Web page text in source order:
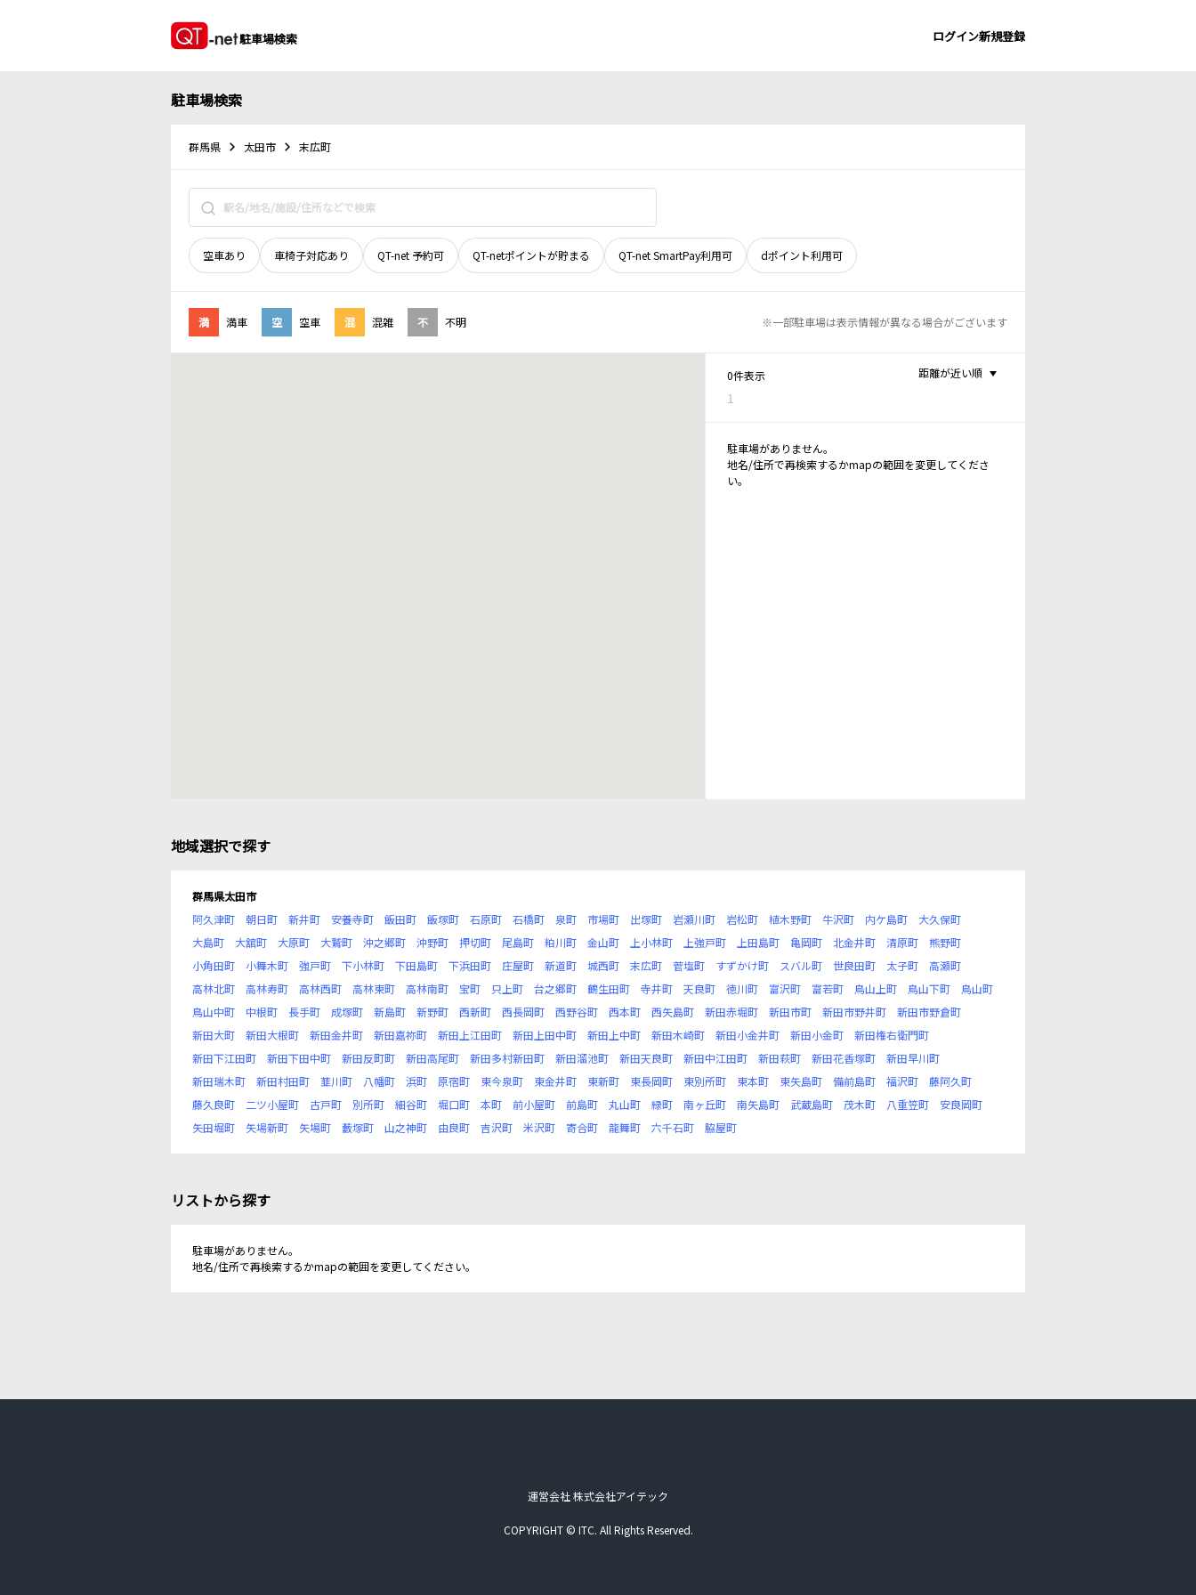
駐車場検索 ログイン新規登録
駐車場検索
群馬県 太田市 末広町
空車あり 車椅子対応あり QT-net 予約可 QT-netポイントが貯まる QT-net SmartPay利用可 dポイント利用可
満 満車 空 空車 混 混雑 不 不明 ※一部駐車場は表示情報が異なる場合がございます
0件表示
1
距離が近い順
駐車場がありません。
地名/住所で再検索するかmapの範囲を変更してくださ
い。
地域選択で探す
群馬県太田市
阿久津町
朝日町 新井町 安養寺町 飯田町 飯塚町 石原町 石橋町 泉町 市場町 出塚町 岩瀬川町 岩松町 植木野町 牛沢町 内ケ島町
大久保町
大島町
大舘町 大原町 大鷲町 沖之郷町 沖野町 押切町 尾島町 粕川町 金山町 上小林町 上強戸町 上田島町 亀岡町 北金井町 清原町
熊野町
小角田町
小舞木町 強戸町 下小林町 下田島町 下浜田町 庄屋町 新道町 城西町 末広町 菅塩町 すずかけ町 スバル町 世良田町 太子町
高瀬町
高林北町
高林寿町 高林西町 高林東町 高林南町 宝町 只上町 台之郷町 鶴生田町 寺井町 天良町 徳川町 富沢町 富若町 鳥山上町 鳥山下町
鳥山町
鳥山中町
中根町 長手町 成塚町 新島町 新野町 西新町 西長岡町 西野谷町 西本町 西矢島町 新田赤堀町 新田市町 新田市野井町
新田市野倉町
新田大町
新田大根町 新田金井町 新田嘉祢町 新田上江田町 新田上田中町 新田上中町 新田木崎町 新田小金井町 新田小金町
新田権右衛門町
新田下江田町
新田下田中町 新田反町町 新田高尾町 新田多村新田町 新田溜池町 新田天良町 新田中江田町 新田萩町 新田花香塚町
新田早川町
新田瑞木町
新田村田町 韮川町 八幡町 浜町 原宿町 東今泉町 東金井町 東新町 東長岡町 東別所町 東本町 東矢島町 備前島町 福沢町
藤阿久町
藤久良町
二ツ小屋町 古戸町 別所町 細谷町 堀口町 本町 前小屋町 前島町 丸山町 緑町 南ヶ丘町 南矢島町 武蔵島町 茂木町 八重笠町
安良岡町
矢田堀町
矢場新町 矢場町 藪塚町 山之神町 由良町 吉沢町 米沢町 寄合町 龍舞町 六千石町 脇屋町
リストから探す
駐車場がありません。
地名/住所で再検索するかmapの範囲を変更してください。
運営会社 株式会社アイテック
COPYRIGHT © ITC. All Rights Reserved.